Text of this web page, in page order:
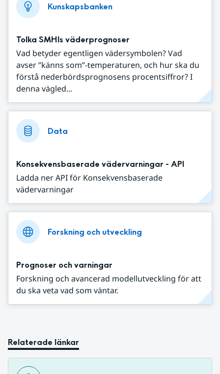
Kunskapsbanken
Tolka SMHIs väderprognoser
Vad betyder egentligen vädersymbolen? Vad
avser ”känns som”-temperaturen, och hur ska du
förstå nederbördsprognosens procentsiffror? I
denna vägled...
Data
Konsekvensbaserade vädervarningar - API
Ladda ner API för Konsekvensbaserade
vädervarningar
Forskning och utveckling
Prognoser och varningar
Forskning och avancerad modellutveckling för att
du ska veta vad som väntar.
Relaterade länkar